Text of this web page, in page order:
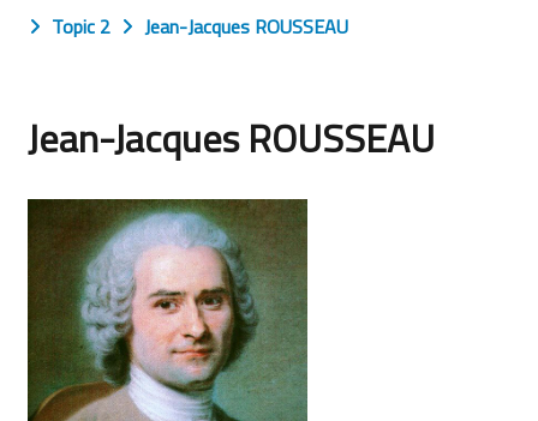
Topic 2
Jean-Jacques ROUSSEAU
Jean-Jacques ROUSSEAU